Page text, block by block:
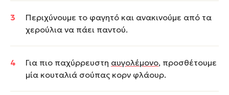
Περιχύνουμε το φαγητό και ανακινούμε από τα
χερούλια να πάει παντού.
Για πιο παχύρρευστη αυγολέμονο, προσθέτουμε
μία κουταλιά σούπας κορν φλάουρ.